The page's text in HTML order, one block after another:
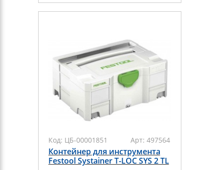
Код: ЦБ-00001851 Арт: 497564
Контейнер для инструмента
Festool Systainer T-LOC SYS 2 TL